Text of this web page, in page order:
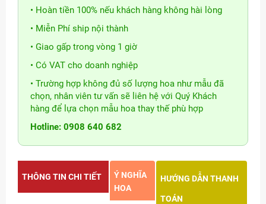
• Hoàn tiền 100% nếu khách hàng không hài lòng
• Miễn Phí ship nội thành
• Giao gấp trong vòng 1 giờ
• Có VAT cho doanh nghiệp
• Trường hợp không đủ số lượng hoa như mẫu đã
chọn, nhân viên tư vấn sẽ liên hệ với Quý Khách
hàng để lựa chọn mẫu hoa thay thế phù hợp
Hotline: 0908 640 682
THÔNG TIN CHI TIẾT
Ý NGHĨA
HOA
HƯỚNG DẪN THANH
TOÁN